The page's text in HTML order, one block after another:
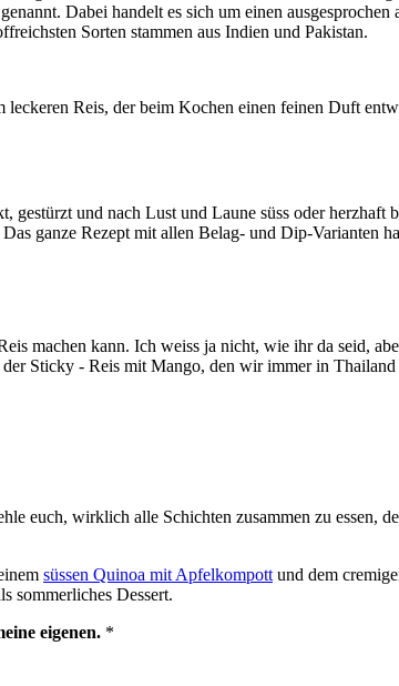
Dabei handelt es sich um einen ausgesprochen
Sorten stammen aus Indien und Pakistan.
Reis, der beim Kochen einen feinen Duft
und nach Lust und Laune süss oder
ganze Rezept mit allen Belag- und Dip-Varianten
machen kann. Ich weiss ja nicht, wie ihr da seid,
Sticky - Reis mit Mango, den wir immer in Thailand
euch, wirklich alle Schichten zusammen zu essen,
süssen Quinoa mit Apfelkompott und dem
sommerliches Dessert.
eigenen. *